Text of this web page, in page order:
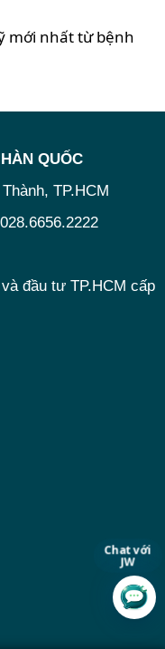
Chat với
JW
QUỐC
TP.HCM
028.6656.2222
đầu tư TP.HCM cấp